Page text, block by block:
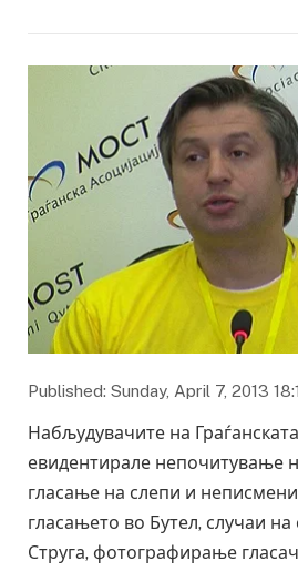
Published: Sunday, April 7, 2013
Набљудувачите на
евидентирале непочитување
гласање на слепи и
гласањето во Бутел, случаи
Струга, фотографирање